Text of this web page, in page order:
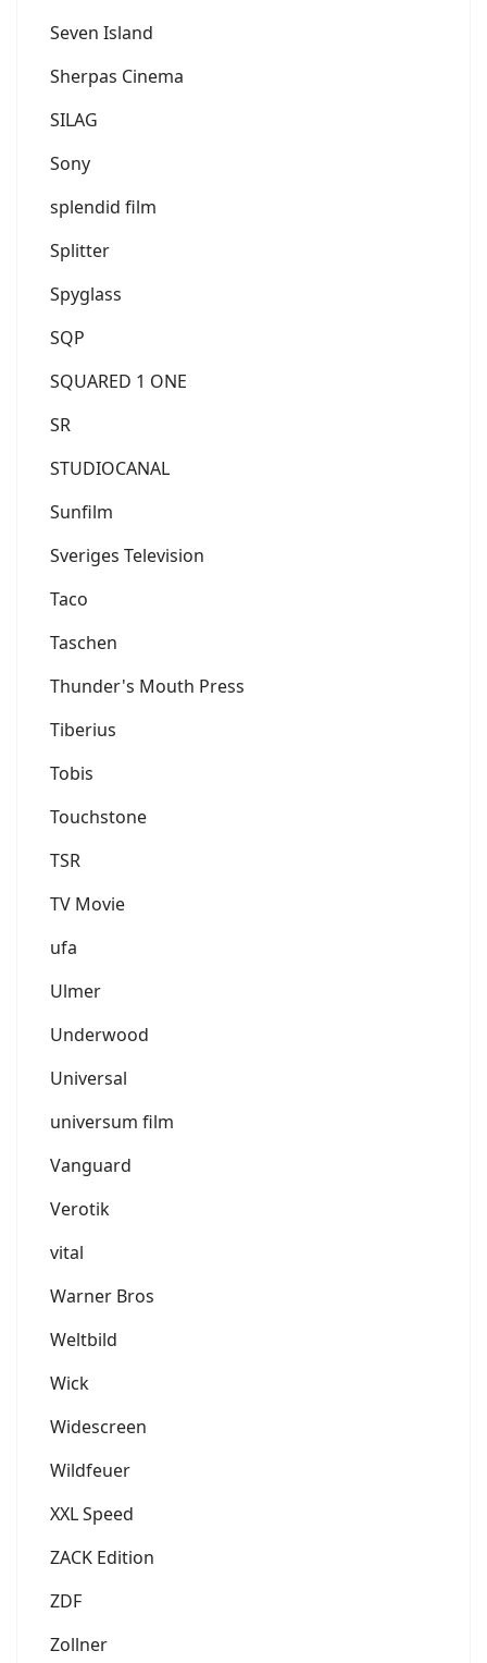
Seven Island
Sherpas Cinema
SILAG
Sony
splendid film
Splitter
Spyglass
SQP
SQUARED 1 ONE
SR
STUDIOCANAL
Sunfilm
Sveriges Television
Taco
Taschen
Thunder's Mouth Press
Tiberius
Tobis
Touchstone
TSR
TV Movie
ufa
Ulmer
Underwood
Universal
universum film
Vanguard
Verotik
vital
Warner Bros
Weltbild
Wick
Widescreen
Wildfeuer
XXL Speed
ZACK Edition
ZDF
Zollner